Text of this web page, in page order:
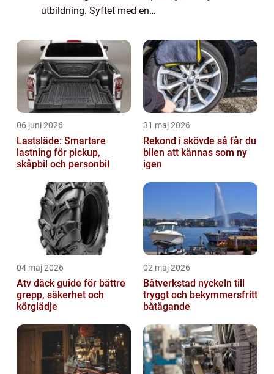
utbildning. Syftet med en
de grundläggande kunskaperna...
06 juni 2026
Lastsläde: Smartare
lastning för pickup,
skåpbil och personbil
31 maj 2026
Rekond i skövde så får du
bilen att kännas som ny
igen
04 maj 2026
Atv däck guide för bättre
grepp, säkerhet och
körglädje
02 maj 2026
Båtverkstad nyckeln till
tryggt och bekymmersfritt
båtägande